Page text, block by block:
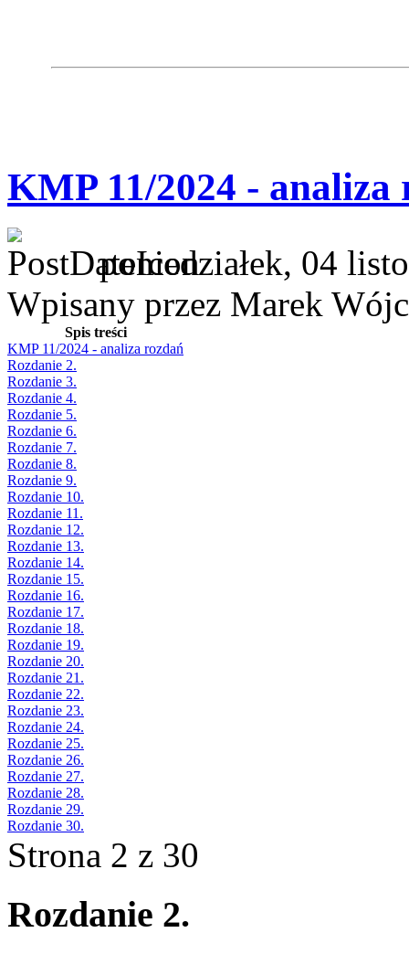
KMP 11/2024 - analiza
poniedziałek, 04
Wpisany przez Marek
Spis treści
KMP 11/2024 - analiza rozdań
Rozdanie 2.
Rozdanie 3.
Rozdanie 4.
Rozdanie 5.
Rozdanie 6.
Rozdanie 7.
Rozdanie 8.
Rozdanie 9.
Rozdanie 10.
Rozdanie 11.
Rozdanie 12.
Rozdanie 13.
Rozdanie 14.
Rozdanie 15.
Rozdanie 16.
Rozdanie 17.
Rozdanie 18.
Rozdanie 19.
Rozdanie 20.
Rozdanie 21.
Rozdanie 22.
Rozdanie 23.
Rozdanie 24.
Rozdanie 25.
Rozdanie 26.
Rozdanie 27.
Rozdanie 28.
Rozdanie 29.
Rozdanie 30.
Strona 2 z 30
Rozdanie 2.